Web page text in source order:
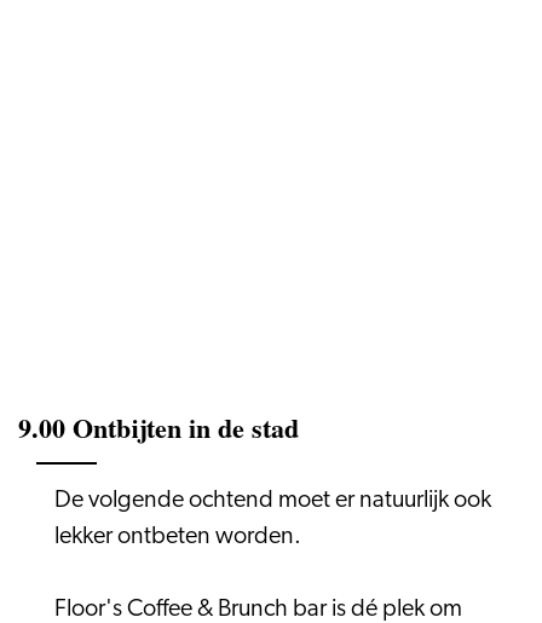
9.00 Ontbijten in de stad
De volgende ochtend moet er natuurlijk ook
lekker ontbeten worden.
Floor's Coffee & Brunch bar is dé plek om